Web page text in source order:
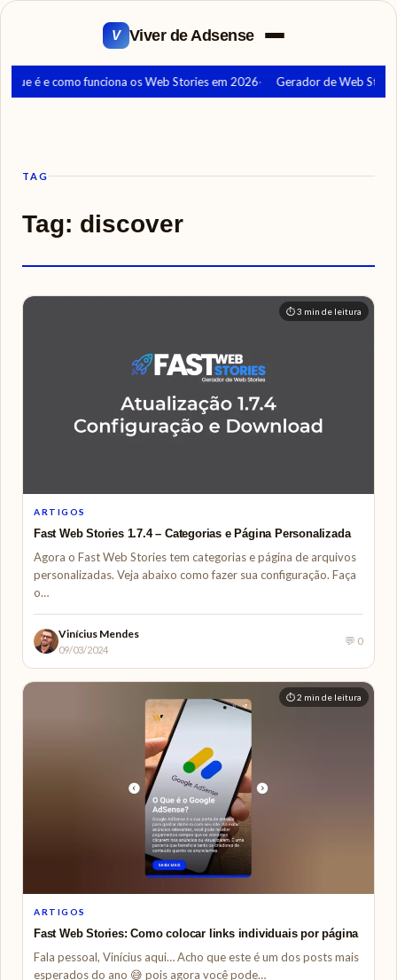
V Viver de Adsense
que é e como funciona os Web Stories em 2026 Gerador de Web
TAG
Tag: discover
⏱ 3 min de leitura
ARTIGOS
Fast Web Stories 1.7.4 – Categorias e Página Personalizada
Agora o Fast Web Stories tem categorias e página de arquivos
personalizadas. Veja abaixo como fazer sua configuração. Faça
o…
Vinícius Mendes
09/03/2024
💬 0
⏱ 2 min de leitura
ARTIGOS
Fast Web Stories: Como colocar links individuais por página
Fala pessoal, Vinícius aqui… Acho que este é um dos posts mais
esperados do ano 😅 pois agora você pode…